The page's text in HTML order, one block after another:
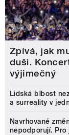
Zpívá, jak
duši.
výjimečný
Lidská blbost
a surreality v
Navrhované
nepodporují.